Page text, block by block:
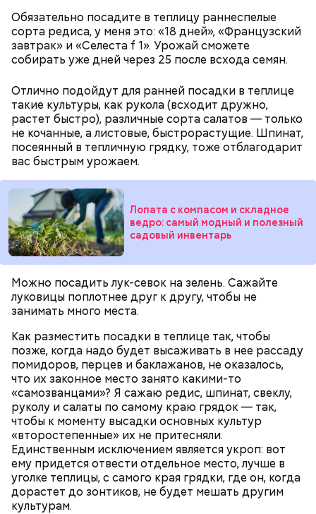
Обязательно посадите в теплицу раннеспелые
сорта редиса, у меня это: «18 дней», «Французский
завтрак» и «Селеста f 1». Урожай сможете
собирать уже дней через 25 после всхода семян.
Отлично подойдут для ранней посадки в теплице
такие культуры, как рукола (всходит дружно,
растет быстро), различные сорта салатов — только
не кочанные, а листовые, быстрорастущие. Шпинат,
посеянный в тепличную грядку, тоже отблагодарит
вас быстрым урожаем.
Лопата с компасом и складное
ведро: самый модный и полезный
садовый инвентарь
Можно посадить лук-севок на зелень. Сажайте
луковицы поплотнее друг к другу, чтобы не
занимать много места.
Как разместить посадки в теплице так, чтобы
позже, когда надо будет высаживать в нее рассаду
помидоров, перцев и баклажанов, не оказалось,
что их законное место занято какими-то
«самозванцами»? Я сажаю редис, шпинат, свеклу,
руколу и салаты по самому краю грядок — так,
чтобы к моменту высадки основных культур
«второстепенные» их не притесняли.
Единственным исключением является укроп: вот
ему придется отвести отдельное место, лучше в
уголке теплицы, с самого края грядки, где он, когда
дорастет до зонтиков, не будет мешать другим
культурам.
кабачок;
брынза;
растительное масло;
— Кабачки нужно натереть длинными слайсами
(это можно сделать на специальной терке),
похожими на спагетти, и уложить в противень.
Дальше нужно добавить немного растительного
масла, соль, а сверху бросить хаотично
порезанную брынзу. Затем добавляются помидоры
черри или грунтовые, — рассказал шеф-повар.
Противень ставится в духовку, разогретую до 180–
190 градусов. Спагетти из кабачка нужно запекать
25–30 минут.
— Там может содержаться огромное количество
нитратов, которое вызовет головокружение,
гипоксию и ухудшение физического состояния, —
предостерегла Соломатина.
Также не нужно есть дыню до корки, потому что
именно там скапливаются нитраты. И важно
тщательно ее мыть, чтобы не отравиться, добавила
собеседница «ВМ».